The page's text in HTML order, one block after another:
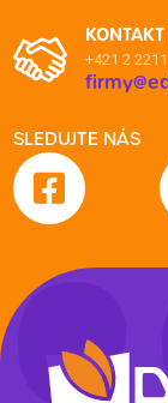
+421 2
SLEDUJTE NÁS